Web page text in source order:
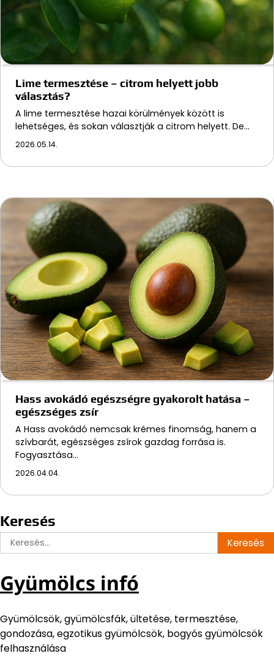
Lime termesztése – citrom helyett jobb
választás?
A lime termesztése hazai körülmények között is
lehetséges, és sokan választják a citrom helyett. De…
2026.05.14.
Hass avokádó egészségre gyakorolt hatása –
egészséges zsír
A Hass avokádó nemcsak krémes finomság, hanem a
szívbarát, egészséges zsírok gazdag forrása is.
Fogyasztása…
2026.04.04.
Keresés
Keresés:
Gyümölcs infó
Gyümölcsök, gyümölcsfák, ültetése, termesztése,
gondozása, egzotikus gyümölcsök, bogyós gyümölcsök
felhasználása